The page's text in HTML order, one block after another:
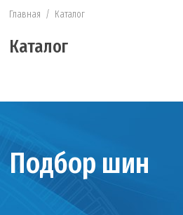
Главная / Каталог
Каталог
Подбор шин